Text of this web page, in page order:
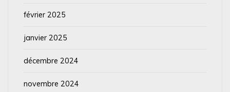
février 2025
janvier 2025
décembre 2024
novembre 2024